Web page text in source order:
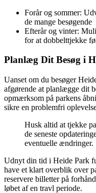
Forår og sommer:
de mange besøgende
Efterår og vinter:
for at dobbelttjekke
Planlæg Dit Besøg i
Uanset om du besøger
afgørende at planlægge dit
opmærksom på parkens
sikre en problemfri
Husk altid at tjekke
de seneste
eventuelle ændringer.
Udnyt din tid i Heide Park
have et klart overblik over
reservere billetter på
løbet af en travl periode.